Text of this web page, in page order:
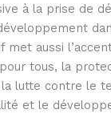
à la prise de
met aussi
tous, la
lutte contre le
et le